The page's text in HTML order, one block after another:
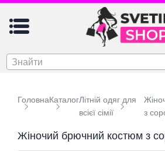
Знайти
ГоловнаКаталогЛітній одяг для
всієї сімії
з
Жіночий брючний костюм з